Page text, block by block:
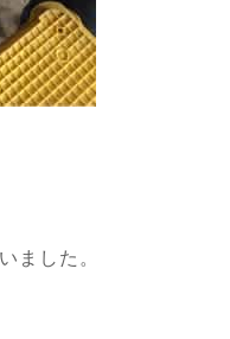
ました。